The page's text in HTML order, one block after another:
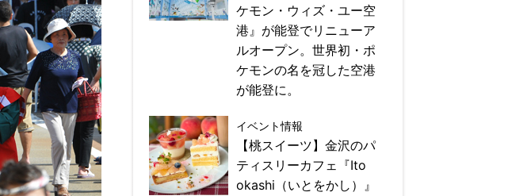
ケモン・ウィズ・ユー空
港』が能登でリニューア
ルオープン。世界初・ポ
ケモンの名を冠した空港
が能登に。
イベント情報
【桃スイーツ】金沢のパ
ティスリーカフェ『Ito
okashi（いとをかし）』